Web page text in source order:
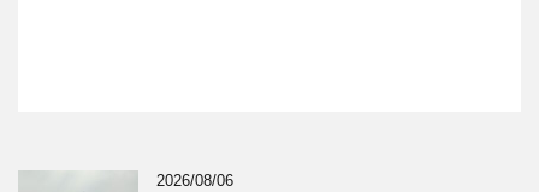
2026/08/06